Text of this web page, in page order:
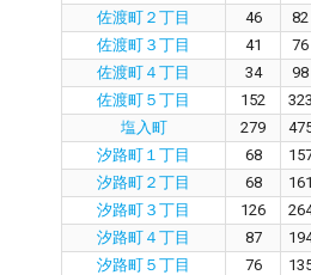
佐渡町２丁目
46 82
佐渡町３丁目
41 76
佐渡町４丁目
34 98
佐渡町５丁目
152 323
塩入町
279
汐路町１丁目
68
汐路町２丁目
68 161
汐路町３丁目
126
汐路町４丁目
87
汐路町５丁目
76